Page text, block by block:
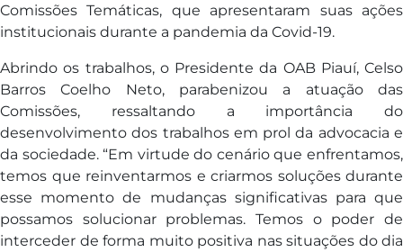
Comissões Temáticas, que apresentaram suas ações
institucionais durante a pandemia da Covid-19.
Abrindo os trabalhos, o Presidente da OAB Piauí, Celso
Barros Coelho Neto, parabenizou a atuação das
Comissões, ressaltando a importância do
desenvolvimento dos trabalhos em prol da advocacia e
da sociedade. “Em virtude do cenário que enfrentamos,
temos que reinventarmos e criarmos soluções durante
esse momento de mudanças significativas para que
possamos solucionar problemas. Temos o poder de
interceder de forma muito positiva nas situações do dia